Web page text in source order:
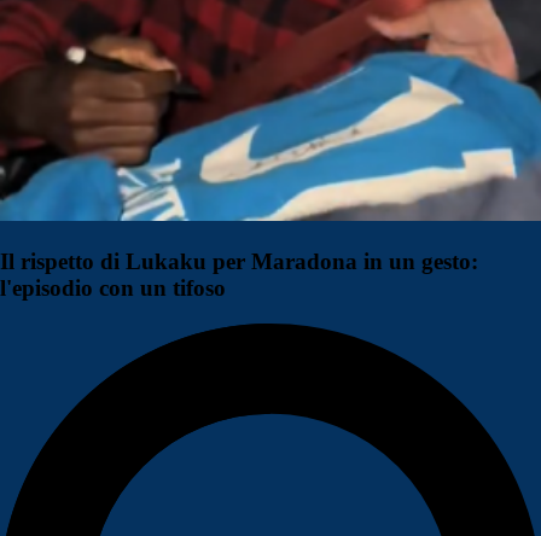
Il rispetto di Lukaku per Maradona in un gesto:
l'episodio con un tifoso